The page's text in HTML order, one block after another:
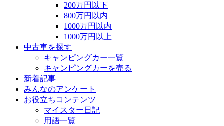
200万円以下
800万円以内
1000万円以内
1000万円以上
中古車を探す
キャンピングカー一覧
キャンピングカーを売る
新着記事
みんなのアンケート
お役立ちコンテンツ
マイスター日記
用語一覧